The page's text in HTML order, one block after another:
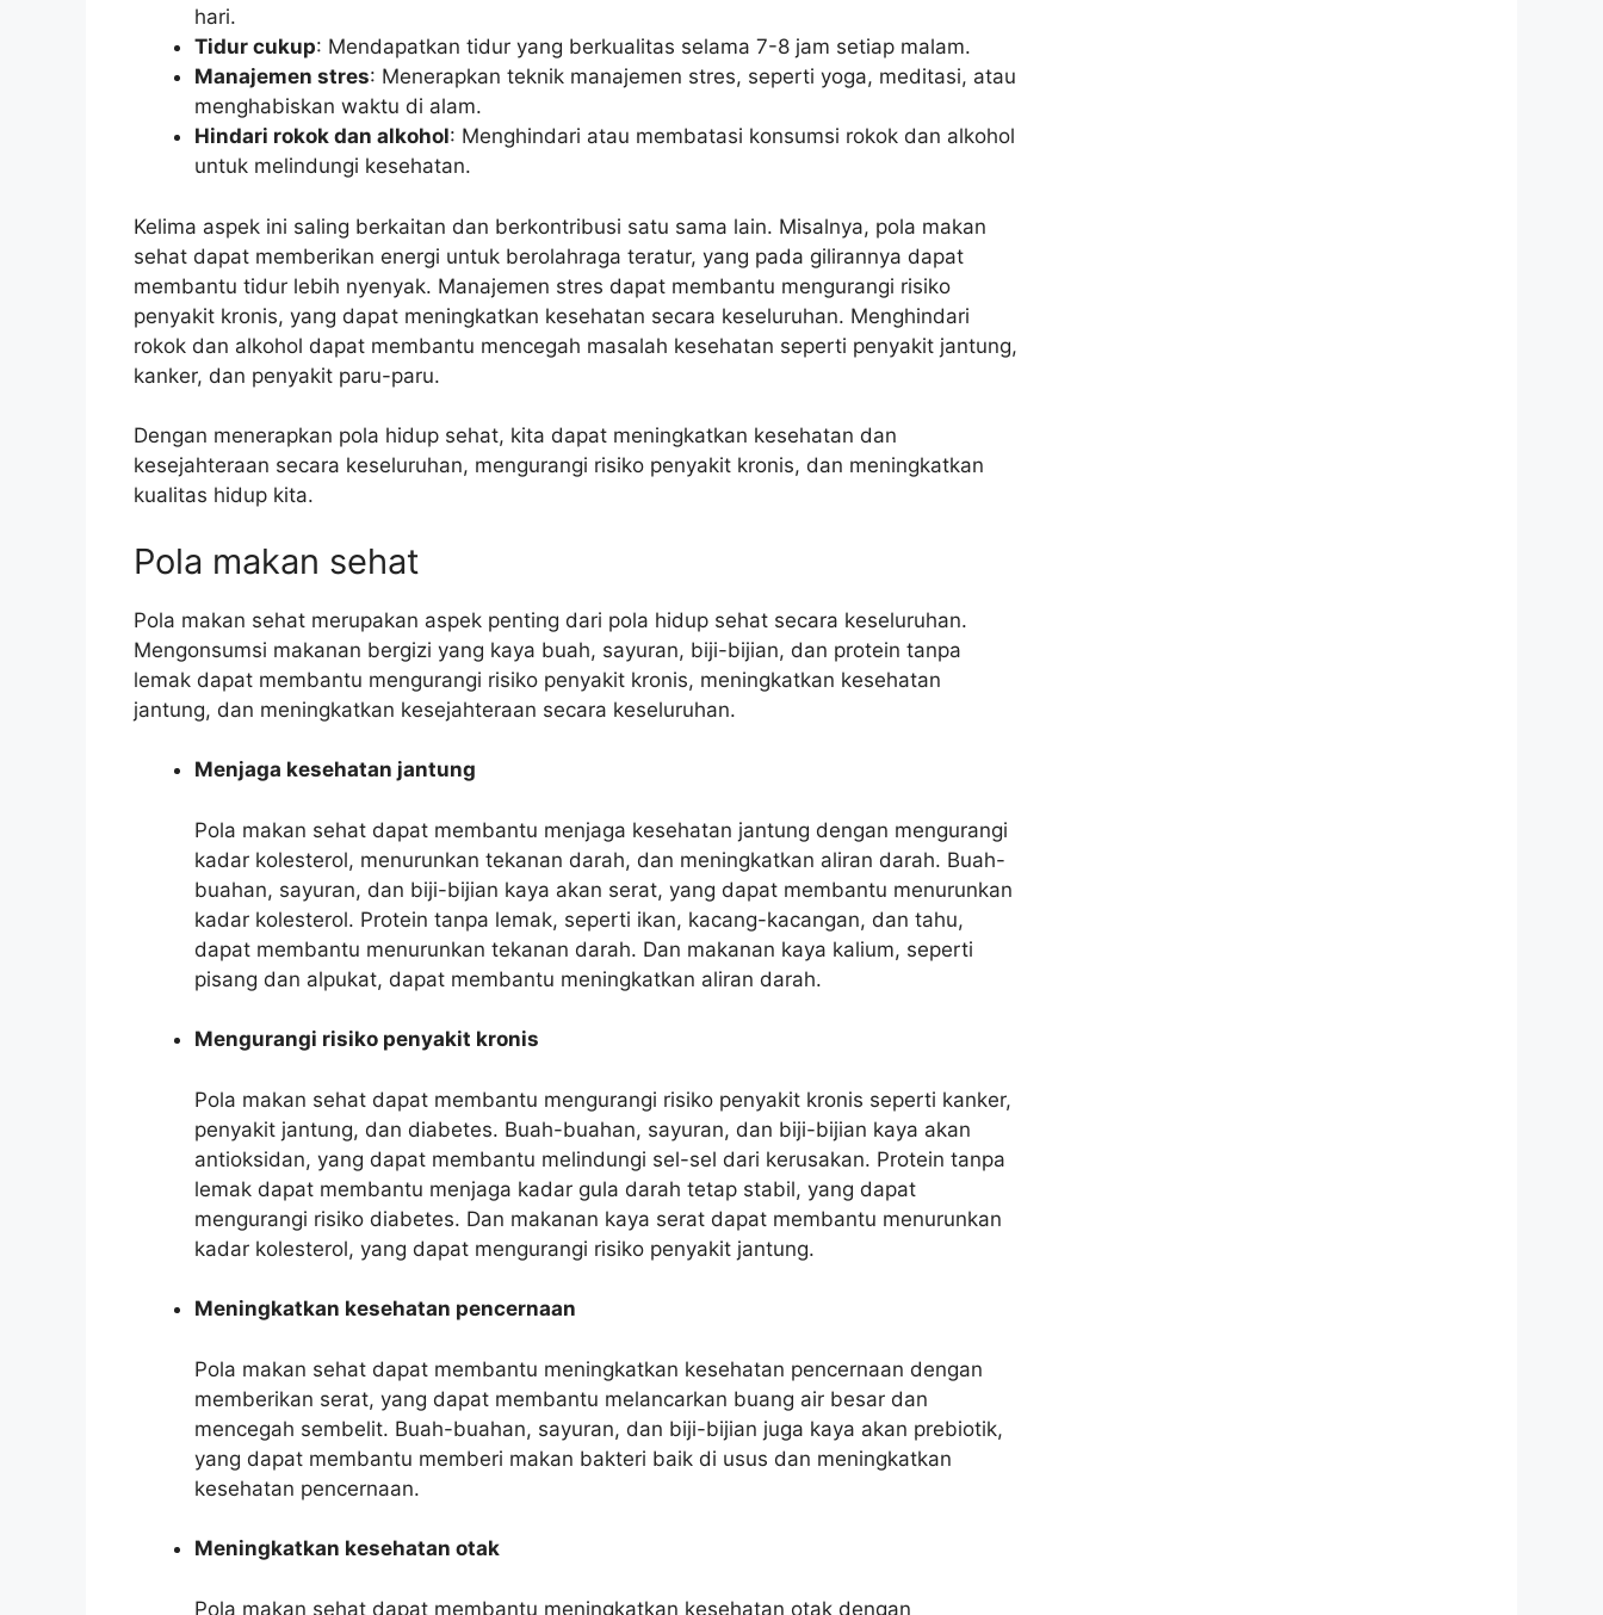
hari.
Tidur cukup: Mendapatkan tidur yang berkualitas selama 7-8 jam setiap malam.
Manajemen stres: Menerapkan teknik manajemen stres, seperti yoga, meditasi, atau
menghabiskan waktu di alam.
Hindari rokok dan alkohol: Menghindari atau membatasi konsumsi rokok dan alkohol
untuk melindungi kesehatan.
Kelima aspek ini saling berkaitan dan berkontribusi satu sama lain. Misalnya, pola makan
sehat dapat memberikan energi untuk berolahraga teratur, yang pada gilirannya dapat
membantu tidur lebih nyenyak. Manajemen stres dapat membantu mengurangi risiko
penyakit kronis, yang dapat meningkatkan kesehatan secara keseluruhan. Menghindari
rokok dan alkohol dapat membantu mencegah masalah kesehatan seperti penyakit jantung,
kanker, dan penyakit paru-paru.
Dengan menerapkan pola hidup sehat, kita dapat meningkatkan kesehatan dan
kesejahteraan secara keseluruhan, mengurangi risiko penyakit kronis, dan meningkatkan
kualitas hidup kita.
Pola makan sehat
Pola makan sehat merupakan aspek penting dari pola hidup sehat secara keseluruhan.
Mengonsumsi makanan bergizi yang kaya buah, sayuran, biji-bijian, dan protein tanpa
lemak dapat membantu mengurangi risiko penyakit kronis, meningkatkan kesehatan
jantung, dan meningkatkan kesejahteraan secara keseluruhan.
Menjaga kesehatan jantung
Pola makan sehat dapat membantu menjaga kesehatan jantung dengan mengurangi
kadar kolesterol, menurunkan tekanan darah, dan meningkatkan aliran darah. Buah-
buahan, sayuran, dan biji-bijian kaya akan serat, yang dapat membantu menurunkan
kadar kolesterol. Protein tanpa lemak, seperti ikan, kacang-kacangan, dan tahu,
dapat membantu menurunkan tekanan darah. Dan makanan kaya kalium, seperti
pisang dan alpukat, dapat membantu meningkatkan aliran darah.
Mengurangi risiko penyakit kronis
Pola makan sehat dapat membantu mengurangi risiko penyakit kronis seperti kanker,
penyakit jantung, dan diabetes. Buah-buahan, sayuran, dan biji-bijian kaya akan
antioksidan, yang dapat membantu melindungi sel-sel dari kerusakan. Protein tanpa
lemak dapat membantu menjaga kadar gula darah tetap stabil, yang dapat
mengurangi risiko diabetes. Dan makanan kaya serat dapat membantu menurunkan
kadar kolesterol, yang dapat mengurangi risiko penyakit jantung.
Meningkatkan kesehatan pencernaan
Pola makan sehat dapat membantu meningkatkan kesehatan pencernaan dengan
memberikan serat, yang dapat membantu melancarkan buang air besar dan
mencegah sembelit. Buah-buahan, sayuran, dan biji-bijian juga kaya akan prebiotik,
yang dapat membantu memberi makan bakteri baik di usus dan meningkatkan
kesehatan pencernaan.
Meningkatkan kesehatan otak
Pola makan sehat dapat membantu meningkatkan kesehatan otak dengan